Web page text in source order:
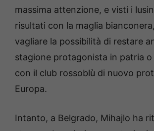
massima attenzione, e visti i
risultati con la maglia
vagliare la possibilità di restare
stagione protagonista in patria o
con il club rossoblù di nuovo
Europa.
Intanto, a Belgrado, Mihajlo ha